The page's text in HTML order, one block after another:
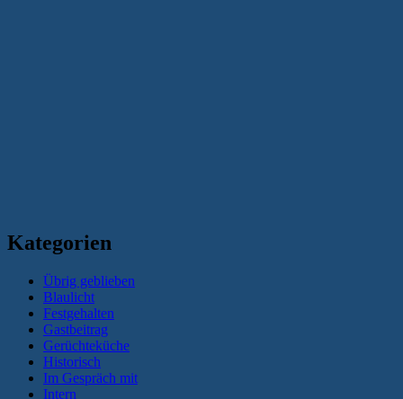
Kategorien
Übrig geblieben
Blaulicht
Festgehalten
Gastbeitrag
Gerüchteküche
Historisch
Im Gespräch mit
Intern